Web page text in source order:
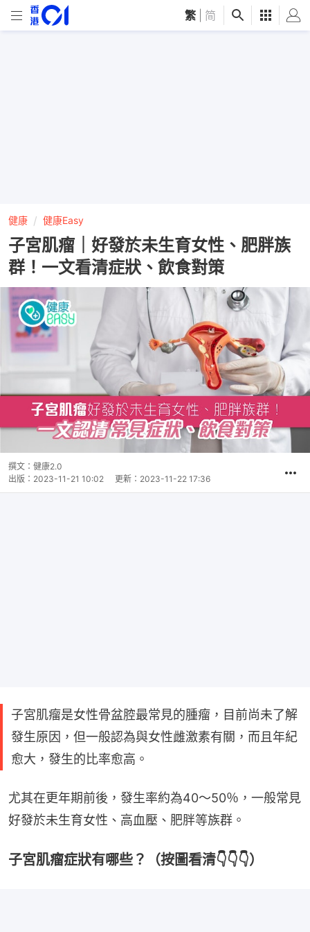
繁 简
健康 健康Easy
子宮肌瘤｜好發於未生育女性、肥胖族
群！一文看清症狀、飲食對策
撰文： 健康2.0
出版： 2023-11-21 10:02 更新： 2023-11-22 17:36
子宮肌瘤是女性骨盆腔最常見的腫瘤，目前尚未了解
發生原因，但一般認為與女性雌激素有關，而且年紀
愈大，發生的比率愈高。
尤其在更年期前後，發生率約為40～50％，一般常見
好發於未生育女性、高血壓、肥胖等族群。
子宮肌瘤症狀有哪些？（按圖看清👇👇👇）